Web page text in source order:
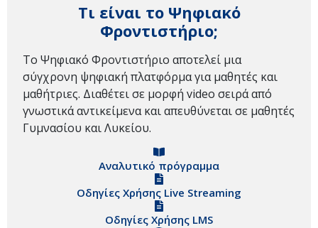
Τι είναι το Ψηφιακό
Φροντιστήριο;
Το Ψηφιακό Φροντιστήριο αποτελεί μια
σύγχρονη ψηφιακή πλατφόρμα για μαθητές και
μαθήτριες. Διαθέτει σε μορφή video σειρά από
γνωστικά αντικείμενα και απευθύνεται σε μαθητές
Γυμνασίου και Λυκείου.
Αναλυτικό πρόγραμμα
Οδηγίες Χρήσης Live Streaming
Οδηγίες Χρήσης LMS